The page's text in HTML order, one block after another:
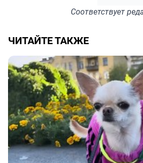
Соответствует
ЧИТАЙТЕ ТАКЖЕ